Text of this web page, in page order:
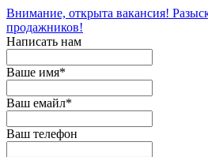
Внимание, открыта вакансия!
продажников!
Написать нам
Ваше имя*
Ваш емайл*
Ваш телефон